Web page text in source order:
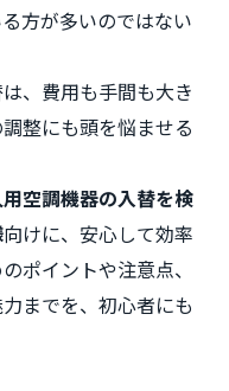
方が多いのではない
、費用も手間も大き
整にも頭を悩ませる
空調機器の入替を検
向けに、安心して効率
ポイントや注意点、
までを、初心者にも